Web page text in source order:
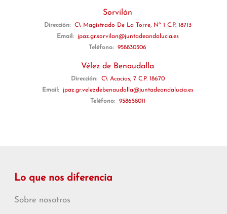
Sorvilán
Dirección:
C\ Magistrado De La Torre, Nº 1 C.P. 18713
Email:
jpaz.gr.sorvilan@juntadeandalucia.es
Teléfono:
958830506
Vélez de Benaudalla
Dirección:
C\ Acacias, 7 C.P. 18670
Email:
jpaz.gr.velezdebenaudalla@juntadeandalucia.es
Teléfono:
958658011
Lo que nos diferencia
Sobre nosotros